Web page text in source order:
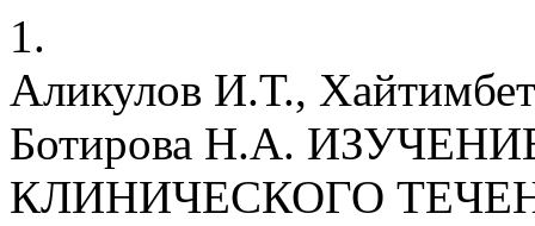
1.
Аликулов И.Т.,
Ботирова Н.А.
КЛИНИЧЕСКОГО